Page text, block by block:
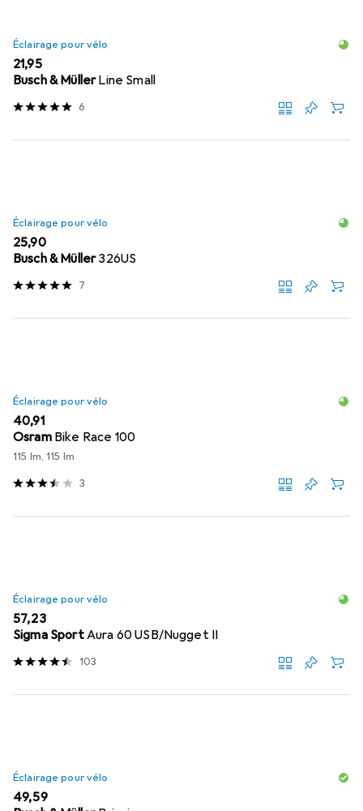
Éclairage pour vélo
EUR
21,95
Busch & MüllerLine Small
6
Éclairage pour vélo
EUR
25,90
Busch & Müller326US
7
Éclairage pour vélo
EUR
40,91
Osram Bike Race 100
115 lm, 115 lm
3
Éclairage pour vélo
EUR
57,23
Sigma SportAura 60 USB/Nugget II
103
Éclairage pour vélo
EUR
49,59